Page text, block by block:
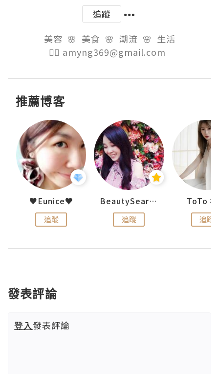
追蹤
美容  🌸  美食  🌸  潮流  🌸  生活
👉🏻 amyng369@gmail.com
推薦博客
♥Eunice♥
追蹤
BeautySearch
追蹤
ToTo
追蹤
發表評論
登入發表評論